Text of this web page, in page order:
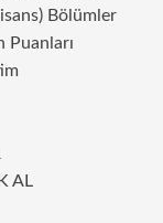
Bölümler
Puanları
AL